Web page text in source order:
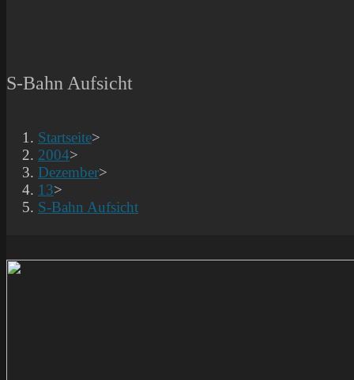
S-Bahn Aufsicht
Startseite>
2004>
Dezember>
13>
S-Bahn Aufsicht